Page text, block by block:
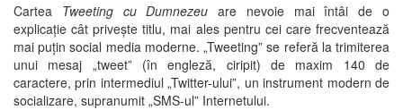
Cartea Tweeting cu Dumnezeu are nevoie mai întâi de o
explicație cât privește titlu, mai ales pentru cei care frecventează
mai puțin social media moderne. „Tweeting” se referă la trimiterea
unui mesaj „tweet” (în engleză, ciripit) de maxim 140 de
caractere, prin intermediul „Twitter-ului”, un instrument modern de
socializare, supranumit „SMS-ul” Internetului.